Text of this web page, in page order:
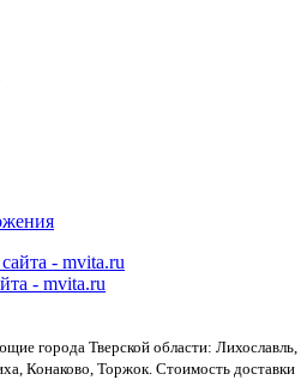
- mvita.ru
города Тверской области: Лихославль,
Конаково, Торжок. Стоимость доставки